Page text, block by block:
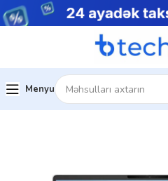
Menyu
Ev Noutbuklar Biznes noutbukları